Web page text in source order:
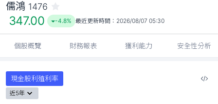
儒鴻 1476
347.00 -4.8% 最近更新時間： 2026/08/07 05:30
個股概覽 財務報表 獲利能力 安全性分析
現金股利殖利率
近5年